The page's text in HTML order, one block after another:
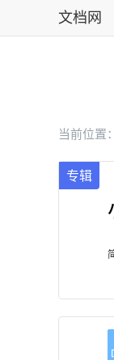
文档网
当前位置：
专辑